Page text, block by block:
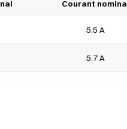
Courant nominal
5.5 A
5.7 A